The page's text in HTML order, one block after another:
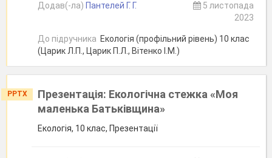
Додав(-ла) Пантелей Г. Г.
5 листопада
2023
До підручника Екологія (профільний рівень) 10 клас
(Царик Л.П., Царик П.Л., Вітенко І.М.)
PPTX
Презентація: Екологічна стежка «Моя
маленька Батьківщина»
Екологія, 10 клас, Презентації